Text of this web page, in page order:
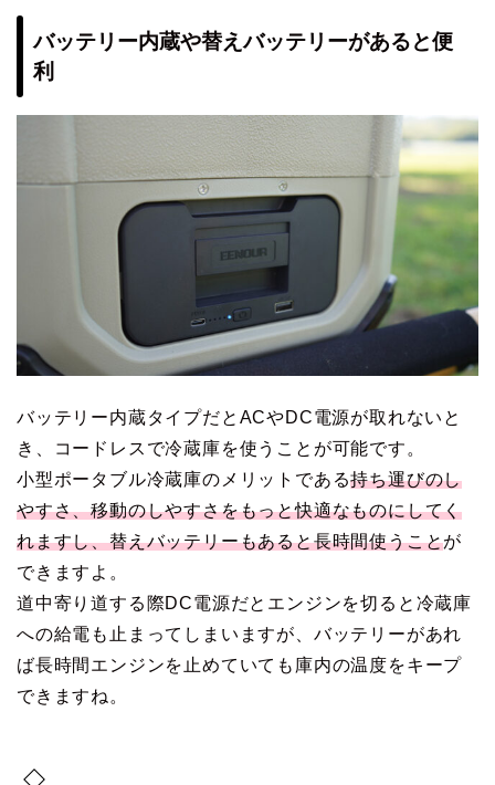
バッテリー内蔵や替えバッテリーがあると便
利
バッテリー内蔵タイプだとACやDC電源が取れないと
き、コードレスで冷蔵庫を使うことが可能です。
小型ポータブル冷蔵庫のメリットである持ち運びのし
やすさ、移動のしやすさをもっと快適なものにしてく
れますし、替えバッテリーもあると長時間使うことが
できますよ。
道中寄り道する際DC電源だとエンジンを切ると冷蔵庫
への給電も止まってしまいますが、バッテリーがあれ
ば長時間エンジンを止めていても庫内の温度をキープ
できますね。